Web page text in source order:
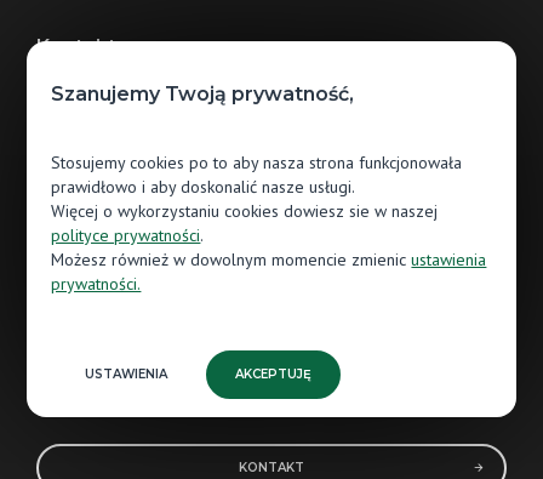
Kontakt
Jawor-Parkiet sp. z o.o.
13-300 Nowe Miasto Lubawskie
56 474 80 85
NIP: 8771485608
REGON: 522505664
KONTAKT
Szanujemy Twoją prywatność,
Stosujemy cookies po to aby nasza strona funkcjonowała
prawidłowo i aby doskonalić nasze usługi.
Więcej o wykorzystaniu cookies dowiesz sie w naszej
polityce prywatności.
Możesz również w dowolnym momencie zmienicustawienia
prywatności.
USTAWIENIA AKCEPTUJĘ